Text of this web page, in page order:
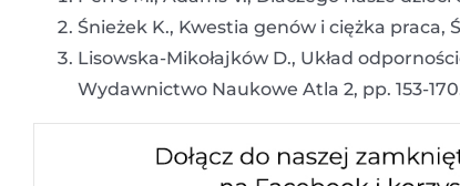
Śnieżek K., Kwestia genów i ciężka praca,
Lisowska-Mikołajków D., Układ
Wydawnictwo Naukowe Atla 2, pp. 153-